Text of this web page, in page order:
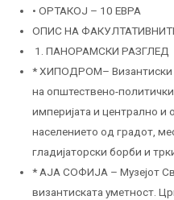
• ОРТАКОЈ – 10 ЕВРА
ОПИС НА
1. ПАНОРАМСКИ РАЗГЛЕД
* ХИПОДРОМ– Византиски
на општествено-
империјата и централно
населението од градот,
гладијаторски борби и
* АЈА СОФИЈА – Музејот
византиската уметност.